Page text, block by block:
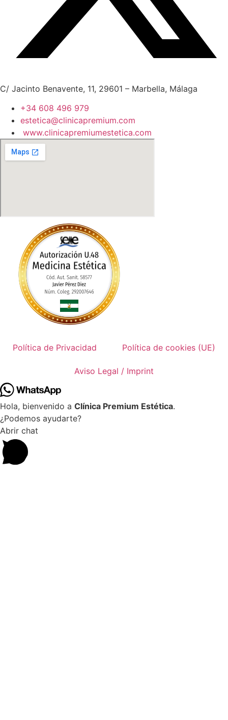
C/ Jacinto Benavente, 11, 29601 – Marbella, Málaga​
+34 608 496 979
estetica@clinicapremium.com
www.clinicapremiumestetica.com
Política de Privacidad Política de cookies (UE)
Aviso Legal / Imprint
Hola, bienvenido a Clínica Premium Estética.
¿Podemos ayudarte?
Abrir chat